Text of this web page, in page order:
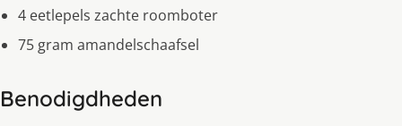
4 eetlepels zachte roomboter
75 gram amandelschaafsel
Benodigdheden